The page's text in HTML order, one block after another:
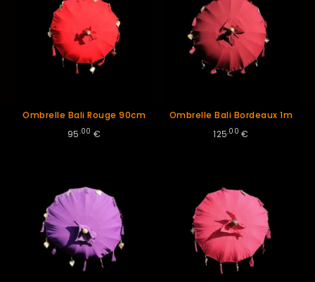
Ombrelle Bali Rouge 90cm
95.00 €
Ombrelle Bali Bordeaux 1m
125.00 €